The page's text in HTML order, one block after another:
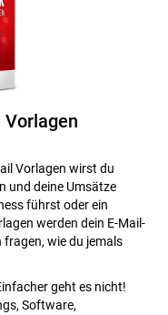
Vorlagen wirst du
und deine Umsätze
führst oder ein
werden dein E-Mail-
wie du jemals
geht es nicht!
Software,